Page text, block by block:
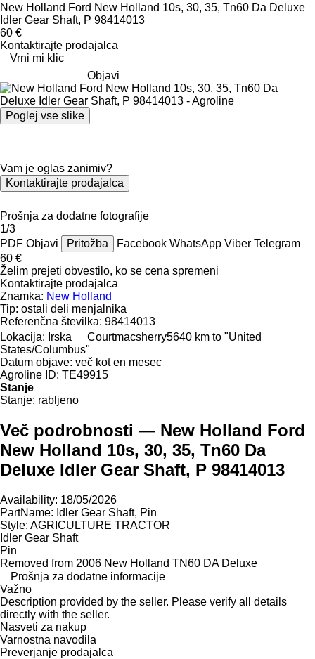
New Holland Ford New Holland 10s, 30, 35, Tn60 Da Deluxe
Idler Gear Shaft, P 98414013
60 €
Kontaktirajte prodajalca
Vrni mi klic
Objavi
Poglej vse slike
Vam je oglas zanimiv?
Kontaktirajte prodajalca
Prošnja za dodatne fotografije
1/3
PDF Objavi Pritožba Facebook WhatsApp Viber Telegram
60 €
Želim prejeti obvestilo, ko se cena spremeni
Kontaktirajte prodajalca
Znamka: New Holland
Tip: ostali deli menjalnika
Referenčna številka: 98414013
Lokacija: Irska Courtmacsherry5640 km to "United
States/Columbus"
Datum objave: več kot en mesec
Agroline ID: TE49915
Stanje
Stanje: rabljeno
Več podrobnosti — New Holland Ford
New Holland 10s, 30, 35, Tn60 Da
Deluxe Idler Gear Shaft, P 98414013
Availability: 18/05/2026
PartName: Idler Gear Shaft, Pin
Style: AGRICULTURE TRACTOR
Idler Gear Shaft
Pin
Removed from 2006 New Holland TN60 DA Deluxe
Prošnja za dodatne informacije
Važno
Description provided by the seller. Please verify all details
directly with the seller.
Nasveti za nakup
Varnostna navodila
Preverjanje prodajalca